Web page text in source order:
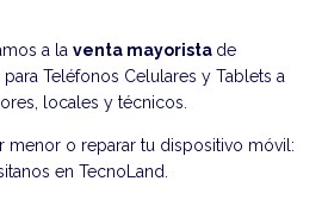
a la venta mayorista de
Teléfonos Celulares y Tablets a
locales y técnicos.
menor o reparar tu dispositivo móvil:
en TecnoLand